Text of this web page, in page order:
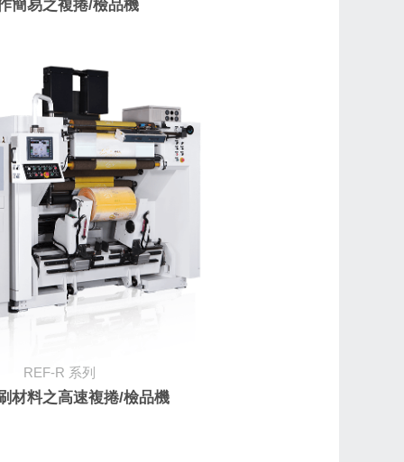
簡易之複捲/檢品機
REF-R 系列
材料之高速複捲/檢品機